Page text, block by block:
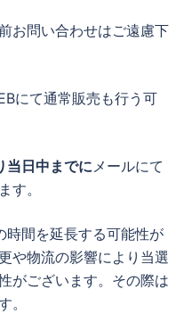
お問い合わせはご遠慮下
にて通常販売も行う可
当日中までにメールにて
す。
時間を延長する可能性が
や物流の影響により当選
がございます。その際は
。